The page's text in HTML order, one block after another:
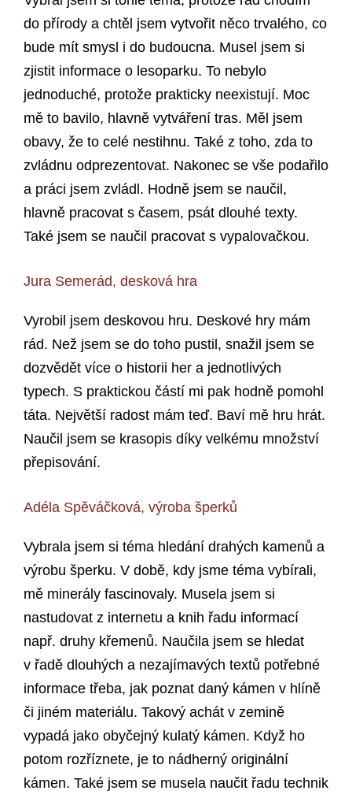
do přírody a chtěl jsem vytvořit něco trvalého, co
bude mít smysl i do budoucna. Musel jsem si
zjistit informace o lesoparku. To nebylo
jednoduché, protože prakticky neexistují. Moc
mě to bavilo, hlavně vytváření tras. Měl jsem
obavy, že to celé nestihnu. Také z toho, zda to
zvládnu odprezentovat. Nakonec se vše podařilo
a práci jsem zvládl. Hodně jsem se naučil,
hlavně pracovat s časem, psát dlouhé texty.
Také jsem se naučil pracovat s vypalovačkou.
Jura Semerád, desková hra
Vyrobil jsem deskovou hru. Deskové hry mám
rád. Než jsem se do toho pustil, snažil jsem se
dozvědět více o historii her a jednotlivých
typech. S praktickou částí mi pak hodně pomohl
táta. Největší radost mám teď. Baví mě hru hrát.
Naučil jsem se krasopis díky velkému množství
přepisování.
Adéla Spěváčková, výroba šperků
Vybrala jsem si téma hledání drahých kamenů a
výrobu šperku. V době, kdy jsme téma vybírali,
mě minerály fascinovaly. Musela jsem si
nastudovat z internetu a knih řadu informací
např. druhy křemenů. Naučila jsem se hledat
v řadě dlouhých a nezajímavých textů potřebné
informace třeba, jak poznat daný kámen v hlíně
či jiném materiálu. Takový achát v zemině
vypadá jako obyčejný kulatý kámen. Když ho
potom rozříznete, je to nádherný originální
kámen. Také jsem se musela naučit řadu technik